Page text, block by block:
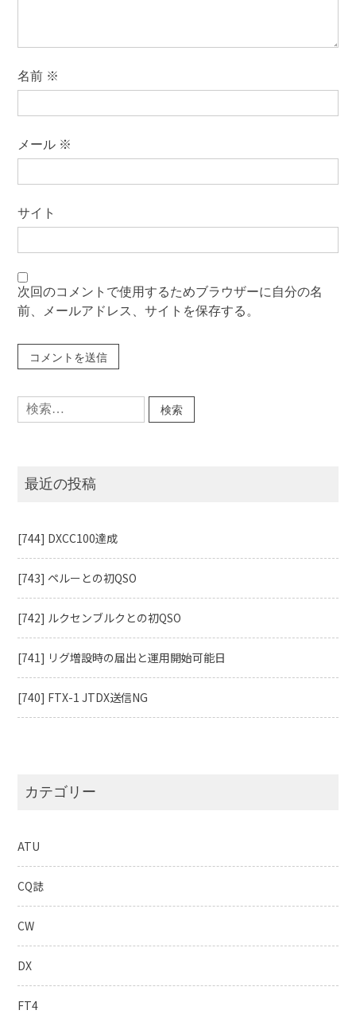
名前 ※
メール ※
サイト
次回のコメントで使用するためブラウザーに自分の名
前、メールアドレス、サイトを保存する。
検
索:
最近の投稿
[744] DXCC100達成
[743] ペルーとの初QSO
[742] ルクセンブルクとの初QSO
[741] リグ増設時の届出と運用開始可能日
[740] FTX-1 JTDX送信NG
カテゴリー
ATU
CQ誌
CW
DX
FT4